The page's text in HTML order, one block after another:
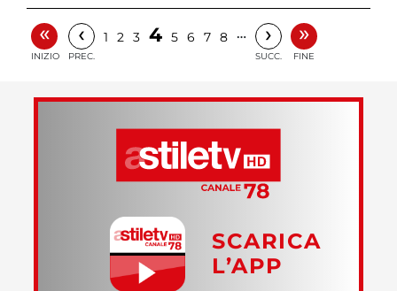
«
INIZIO
‹
PREC.
1 2 3 4 5 6 7 8 … ›
SUCC.
»
FINE
SCARICA
L’APP